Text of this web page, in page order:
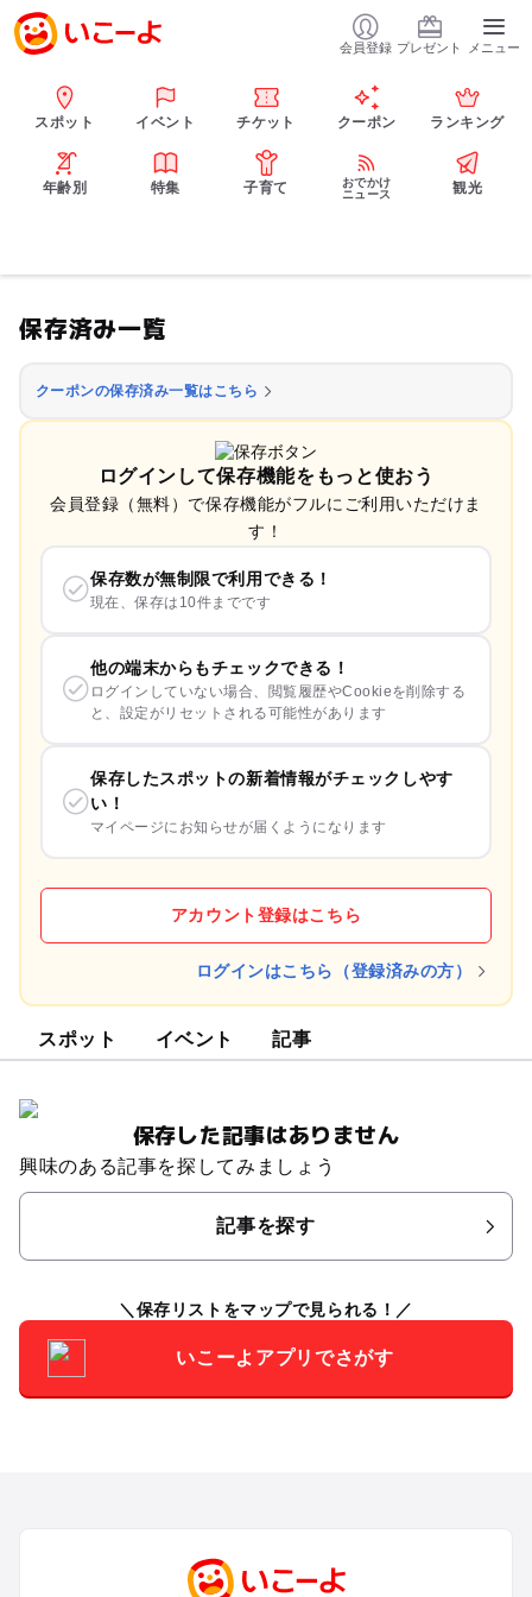
会員登録 プレゼント メニュー
スポット イベント チケット クーポン ランキング
年齢別 特集 子育て
おでかけ
ニュース
観光
保存済み一覧
クーポンの保存済み一覧はこちら
ログインして保存機能をもっと使おう
会員登録（無料）で保存機能がフルにご利用いただけま
す！
保存数が無制限で利用できる！
現在、保存は10件までです
他の端末からもチェックできる！
ログインしていない場合、閲覧履歴やCookieを削除する
と、設定がリセットされる可能性があります
保存したスポットの新着情報がチェックしやす
い！
マイページにお知らせが届くようになります
アカウント登録はこちら
ログインはこちら（登録済みの方）
スポット イベント 記事
保存した記事はありません
興味のある記事を探してみましょう
記事を探す
保存リストをマップで見られる！
いこーよアプリでさがす